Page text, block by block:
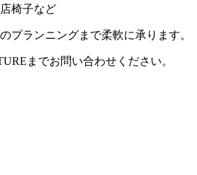
椅子など
プランニングまで柔軟に承ります。
までお問い合わせください。